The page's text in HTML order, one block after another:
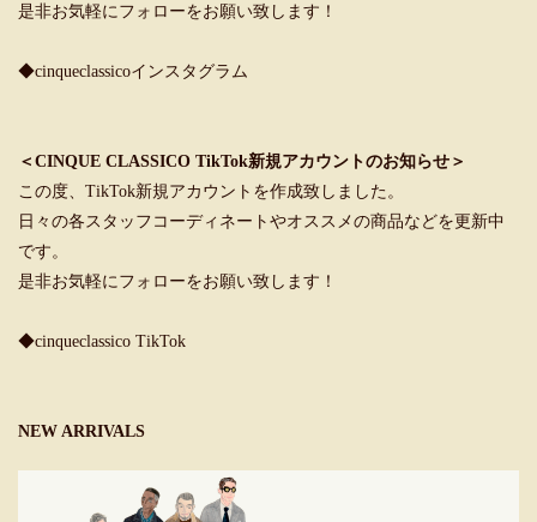
是非お気軽にフォローをお願い致します！
◆cinqueclassicoインスタグラム
＜CINQUE CLASSICO TikTok新規アカウントのお知らせ＞
この度、TikTok新規アカウントを作成致しました。
日々の各スタッフコーディネートやオススメの商品などを更新中
です。
是非お気軽にフォローをお願い致します！
◆cinqueclassico TikTok
NEW ARRIVALS